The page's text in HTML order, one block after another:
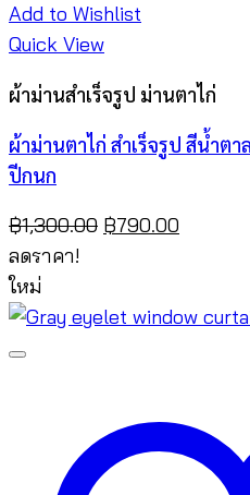
Add to Wishlist
Quick View
ผ้าม่านสำเร็จรูป ม่านตาไก่
ผ้าม่านตาไก่ สำเร็จรูป สีน้ำตา
ปีกนก
฿1,300.00 Original
฿1,300.00.
฿790.00
฿
ลดราคา!
ใหม่